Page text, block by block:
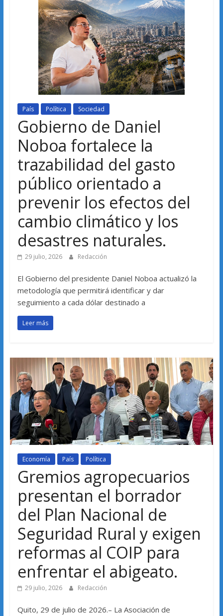
País Política Sociedad
Gobierno de Daniel
Noboa fortalece la
trazabilidad del gasto
público orientado a
prevenir los efectos del
cambio climático y los
desastres naturales.
29 julio, 2026 Redacción
El Gobierno del presidente Daniel Noboa actualizó la
metodología que permitirá identificar y dar
seguimiento a cada dólar destinado a
Leer más
Economía País Política
Gremios agropecuarios
presentan el borrador
del Plan Nacional de
Seguridad Rural y exigen
reformas al COIP para
enfrentar el abigeato.
29 julio, 2026 Redacción
Quito, 29 de julio de 2026.– La Asociación de